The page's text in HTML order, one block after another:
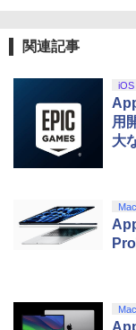
5
関連記事
iOS
用
大
Mac
Mac